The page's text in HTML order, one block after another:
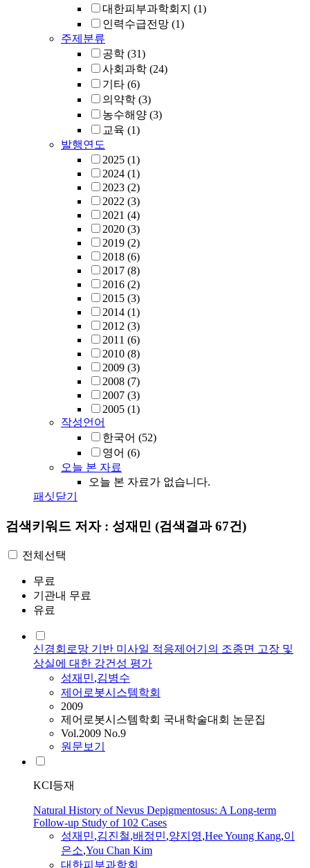
대한피부과학회지 (1)
인력수급전망 (1)
주제분류
공학 (31)
사회과학 (24)
기타 (6)
의약학 (3)
농수해양 (3)
교육 (1)
발행연도
2025 (1)
2024 (1)
2023 (2)
2022 (3)
2021 (4)
2020 (3)
2019 (2)
2018 (6)
2017 (8)
2016 (2)
2015 (3)
2014 (1)
2012 (3)
2011 (6)
2010 (8)
2009 (3)
2008 (7)
2007 (3)
2005 (1)
작성언어
한국어 (52)
영어 (6)
오늘 본 자료
오늘 본 자료가 없습니다.
패싯닫기
검색키워드 저자 : 성재민 (검색결과 67건)
전체선택
무료
기관내 무료
유료
신경회로망 기반 미사일 적응제어기의 조종면 고장 및
상실에 대한 강건성 평가
성재민,김병수
제어로봇시스템학회
2009
제어로봇시스템학회 국내학술대회 논문집
Vol.2009 No.9
원문보기
KCI등재
Natural History of Nevus Depigmentosus: A Long-term
Follow-up Study of 102 Cases
성재민,김진철,배정민,양지영,Hee Young Kang,이
은소,You Chan Kim
대한피부과학회